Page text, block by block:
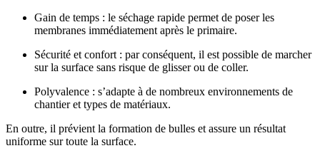
Gain de temps : le séchage rapide permet de poser les
membranes immédiatement après le primaire.
Sécurité et confort : par conséquent, il est possible de marcher
sur la surface sans risque de glisser ou de coller.
Polyvalence : s’adapte à de nombreux environnements de
chantier et types de matériaux.
En outre, il prévient la formation de bulles et assure un résultat
uniforme sur toute la surface.